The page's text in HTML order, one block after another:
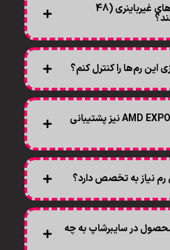
3. آیا مادربرد من از ماژول‌های غیرباینری (48
5. آیا این مدل از پروفایل AMD EXPO نیز پشتیبانی
در سایبرشاپ به چه